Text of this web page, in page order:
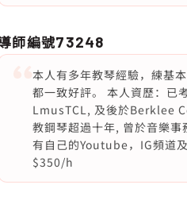
師編號73248
本人有多年教琴經驗，練基
都一致好評。 本人資歷：已
LmusTCL, 及後於Berklee
教鋼琴超過十年, 曾於音樂
有自己的Youtube，IG頻道
$350/h